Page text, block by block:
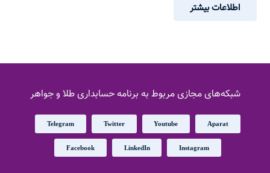
اطلاعات بیشتر
شبکه‌های مجازی مربوط به برنامه حسابداری طلا و جواهر
Aparat
Youtube
Twitter
Telegram
Instagram
LinkedIn
Facebook